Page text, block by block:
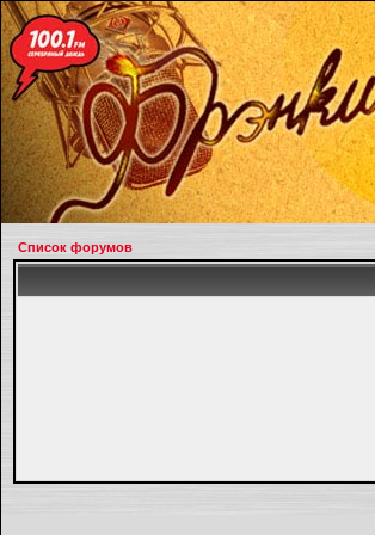
Список форумов